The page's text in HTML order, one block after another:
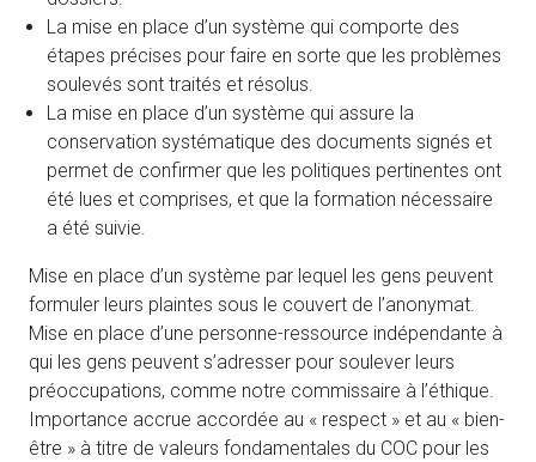
La mise en place d’un système qui comporte des
étapes précises pour faire en sorte que les problèmes
soulevés sont traités et résolus.
La mise en place d’un système qui assure la
conservation systématique des documents signés et
permet de confirmer que les politiques pertinentes ont
été lues et comprises, et que la formation nécessaire
a été suivie.
Mise en place d’un système par lequel les gens peuvent
formuler leurs plaintes sous le couvert de l’anonymat.
Mise en place d’une personne-ressource indépendante à
qui les gens peuvent s’adresser pour soulever leurs
préoccupations, comme notre commissaire à l’éthique.
Importance accrue accordée au « respect » et au « bien-
être » à titre de valeurs fondamentales du COC pour les